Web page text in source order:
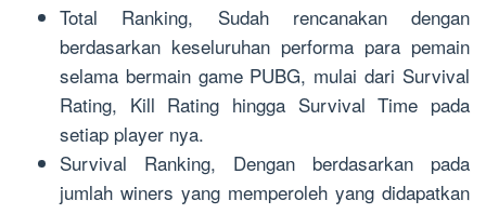
Total Ranking, Sudah rencanakan dengan
berdasarkan keseluruhan performa para pemain
selama bermain game PUBG, mulai dari Survival
Rating, Kill Rating hingga Survival Time pada
setiap player nya.
Survival Ranking, Dengan berdasarkan pada
jumlah winers yang memperoleh yang didapatkan